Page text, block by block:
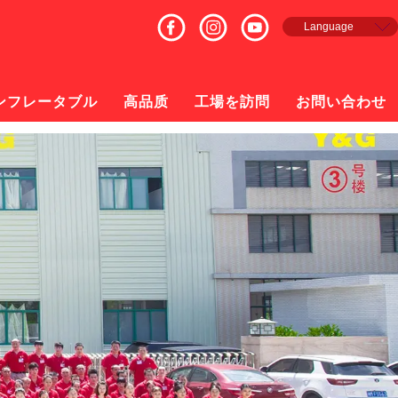
Language
русский
日本語
한국의
フレータブル 高品质 工場を訪問 お問い合わせ